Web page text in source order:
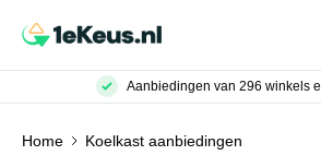
Aanbiedingen van 296 winkels
Home Koelkast aanbiedingen